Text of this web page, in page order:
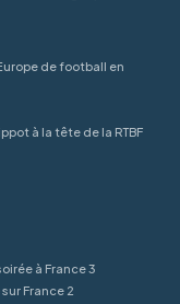
de football en
à la tête de la RTBF
à France 3
France 2